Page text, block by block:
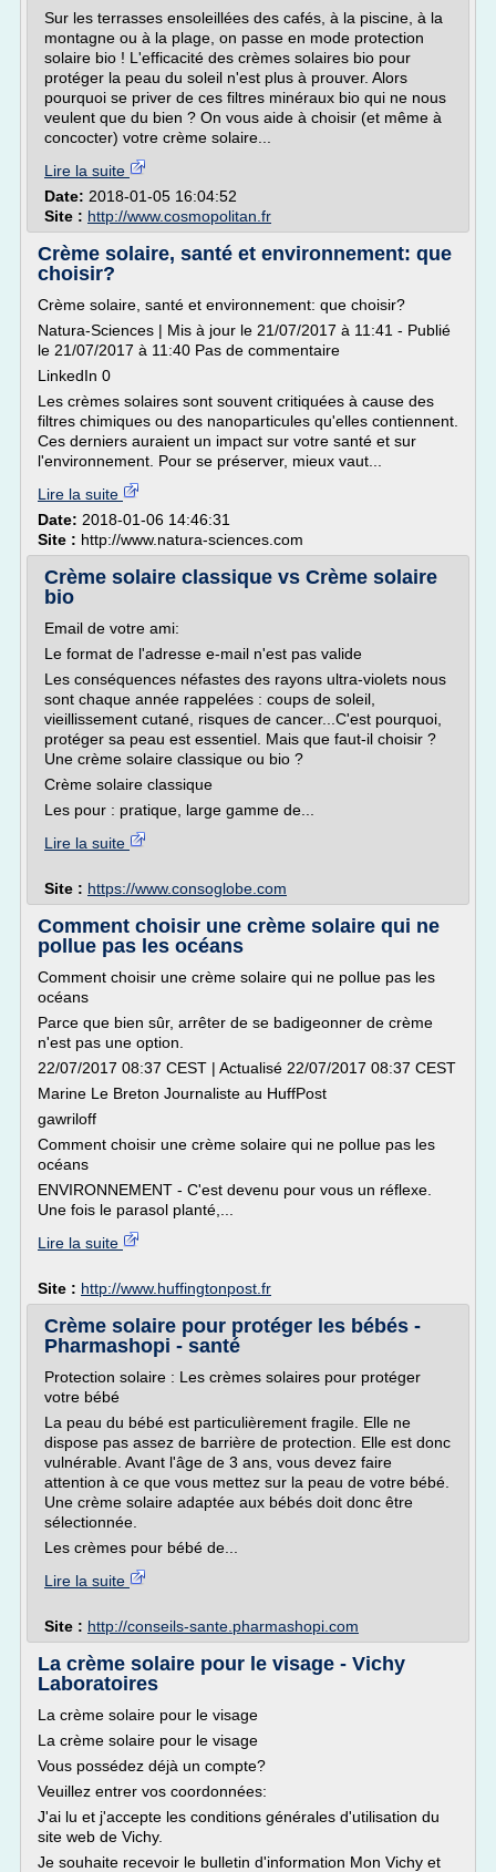
Sur les terrasses ensoleillées des cafés, à la piscine, à la
montagne ou à la plage, on passe en mode protection
solaire bio ! L'efficacité des crèmes solaires bio pour
protéger la peau du soleil n'est plus à prouver. Alors
pourquoi se priver de ces filtres minéraux bio qui ne nous
veulent que du bien ? On vous aide à choisir (et même à
concocter) votre crème solaire...
Lire la suite
Date: 2018-01-05 16:04:52
Site : http://www.cosmopolitan.fr
Crème solaire, santé et environnement: que
choisir?
Crème solaire, santé et environnement: que choisir?
Natura-Sciences | Mis à jour le 21/07/2017 à 11:41 - Publié
le 21/07/2017 à 11:40 Pas de commentaire
LinkedIn 0
Les crèmes solaires sont souvent critiquées à cause des
filtres chimiques ou des nanoparticules qu'elles contiennent.
Ces derniers auraient un impact sur votre santé et sur
l'environnement. Pour se préserver, mieux vaut...
Lire la suite
Date: 2018-01-06 14:46:31
Site : http://www.natura-sciences.com
Crème solaire classique vs Crème solaire
bio
Email de votre ami:
Le format de l'adresse e-mail n'est pas valide
Les conséquences néfastes des rayons ultra-violets nous
sont chaque année rappelées : coups de soleil,
vieillissement cutané, risques de cancer...C'est pourquoi,
protéger sa peau est essentiel. Mais que faut-il choisir ?
Une crème solaire classique ou bio ?
Crème solaire classique
Les pour : pratique, large gamme de...
Lire la suite
Site : https://www.consoglobe.com
Comment choisir une crème solaire qui ne
pollue pas les océans
Comment choisir une crème solaire qui ne pollue pas les
océans
Parce que bien sûr, arrêter de se badigeonner de crème
n'est pas une option.
22/07/2017 08:37 CEST | Actualisé 22/07/2017 08:37 CEST
Marine Le Breton Journaliste au HuffPost
gawriloff
Comment choisir une crème solaire qui ne pollue pas les
océans
ENVIRONNEMENT - C'est devenu pour vous un réflexe.
Une fois le parasol planté,...
Lire la suite
Site : http://www.huffingtonpost.fr
Crème solaire pour protéger les bébés -
Pharmashopi - santé
Protection solaire : Les crèmes solaires pour protéger
votre bébé
La peau du bébé est particulièrement fragile. Elle ne
dispose pas assez de barrière de protection. Elle est donc
vulnérable. Avant l'âge de 3 ans, vous devez faire
attention à ce que vous mettez sur la peau de votre bébé.
Une crème solaire adaptée aux bébés doit donc être
sélectionnée.
Les crèmes pour bébé de...
Lire la suite
Site : http://conseils-sante.pharmashopi.com
La crème solaire pour le visage - Vichy
Laboratoires
La crème solaire pour le visage
La crème solaire pour le visage
Vous possédez déjà un compte?
Veuillez entrer vos coordonnées:
J'ai lu et j'accepte les conditions générales d'utilisation du
site web de Vichy.
Je souhaite recevoir le bulletin d'information Mon Vichy et